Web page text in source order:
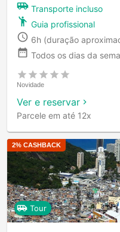
Transporte incluso
Guia profissional
6h (duração
Todos os dias da
Novidade
Ver e reservar
Parcele em até 12x
2% CASHBACK
Tour